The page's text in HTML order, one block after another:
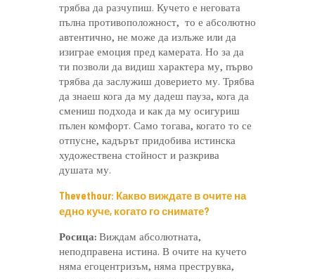
трябва да разчупиш. Кучето е неговата
пълна противоположност, то е абсолютно
автентично, не може да излъже или да
изиграе емоция пред камерата. Но за да
ти позволи да видиш характера му, първо
трябва да заслужиш доверието му. Трябва
да знаеш кога да му дадеш пауза, кога да
смениш подхода и как да му осигуриш
пълен комфорт. Само тогава, когато то се
отпусне, кадърът придобива истинска
художествена стойност и разкрива
душата му.
Thevethour: Какво виждате в очите на
едно куче, когато го снимате?
Росица: Виждам абсолютната,
неподправена истина. В очите на кучето
няма егоцентризъм, няма преструвка,